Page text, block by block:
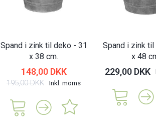
Spand i zink til deko - 31
x 38 cm.
148,00 DKK
195,00 DKK Inkl. moms
Spand i zink
x 48
229,00 DKK